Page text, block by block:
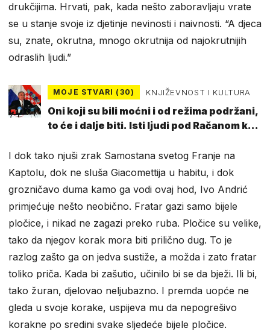
drukčijima. Hrvati, pak, kada nešto zaboravljaju vrate
se u stanje svoje iz djetinje nevinosti i naivnosti. “A djeca
su, znate, okrutna, mnogo okrutnija od najokrutnijih
odraslih ljudi.”
MOJE STVARI (30) KNJIŽEVNOST I KULTURA
Oni koji su bili moćni i od režima podržani,
to će i dalje biti. Isti ljudi pod Račanom kao
I dok tako njuši zrak Samostana svetog Franje na
Kaptolu, dok ne sluša Giacomettija u habitu, i dok
grozničavo duma kamo ga vodi ovaj hod, Ivo Andrić
primjećuje nešto neobično. Fratar gazi samo bijele
pločice, i nikad ne zagazi preko ruba. Pločice su velike,
tako da njegov korak mora biti prilično dug. To je
razlog zašto ga on jedva sustiže, a možda i zato fratar
toliko priča. Kada bi zašutio, učinilo bi se da bježi. Ili bi,
tako žuran, djelovao neljubazno. I premda uopće ne
gleda u svoje korake, uspijeva mu da nepogrešivo
korakne po sredini svake sljedeće bijele pločice.